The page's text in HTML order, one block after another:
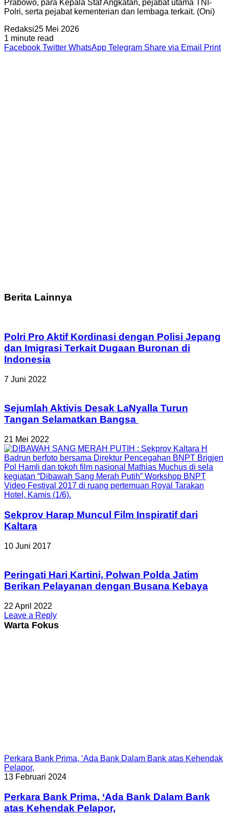
Prabowo, para Kepala Staf Angkatan, pejabat utama TNI-
Polri, serta pejabat kementerian dan lembaga terkait. (Oni)
Redaksi25 Mei 2026
1 minute read
Facebook Twitter WhatsApp Telegram Share via Email Print
Berita Lainnya
Polri Pro Aktif Kordinasi dengan Polisi Jepang
dan Imigrasi Terkait Dugaan Buronan di
Indonesia
7 Juni 2022
Sejumlah Aktivis Desak LaNyalla Turun
Tangan Selamatkan Bangsa
21 Mei 2022
Sekprov Harap Muncul Film Inspiratif dari
Kaltara
10 Juni 2017
Peringati Hari Kartini, Polwan Polda Jatim
Berikan Pelayanan dengan Busana Kebaya
22 April 2022
Leave a Reply
Warta Fokus
Perkara Bank Prima, ‘Ada Bank Dalam Bank atas Kehendak
Pelapor,
13 Februari 2024
Perkara Bank Prima, ‘Ada Bank Dalam Bank
atas Kehendak Pelapor,